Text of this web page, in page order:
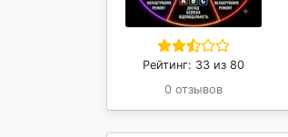
Рейтинг: 33 из 80
0 отзывов